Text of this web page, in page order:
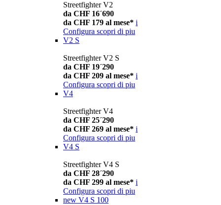
Streetfighter V2
da CHF 16´690
da CHF 179 al mese* i
Configura scopri di piu
V2 S
Streetfighter V2 S
da CHF 19´290
da CHF 209 al mese* i
Configura scopri di piu
V4
Streetfighter V4
da CHF 25´290
da CHF 269 al mese* i
Configura scopri di piu
V4 S
Streetfighter V4 S
da CHF 28´290
da CHF 299 al mese* i
Configura scopri di piu
new V4 S 100